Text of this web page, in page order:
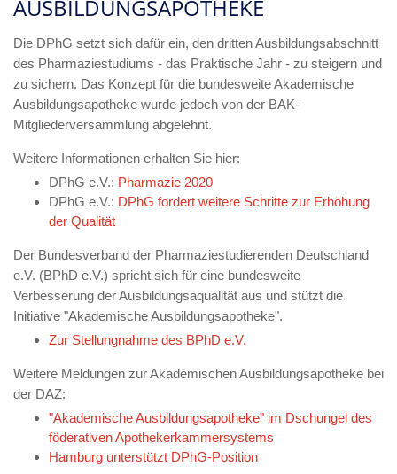
AUSBILDUNGSAPOTHEKE
Die DPhG setzt sich dafür ein, den dritten Ausbildungsabschnitt
des Pharmaziestudiums - das Praktische Jahr - zu steigern und
zu sichern. Das Konzept für die bundesweite Akademische
Ausbildungsapotheke wurde jedoch von der BAK-
Mitgliederversammlung abgelehnt.
Weitere Informationen erhalten Sie hier:
DPhG e.V.: Pharmazie 2020
DPhG e.V.: DPhG fordert weitere Schritte zur Erhöhung
der Qualität
Der Bundesverband der Pharmaziestudierenden Deutschland
e.V. (BPhD e.V.) spricht sich für eine bundesweite
Verbesserung der Ausbildungsaqualität aus und stützt die
Initiative "Akademische Ausbildungsapotheke".
Zur Stellungnahme des BPhD e.V.
Weitere Meldungen zur Akademischen Ausbildungsapotheke bei
der DAZ:
"Akademische Ausbildungsapotheke" im Dschungel des
föderativen Apothekerkammersystems
Hamburg unterstützt DPhG-Position